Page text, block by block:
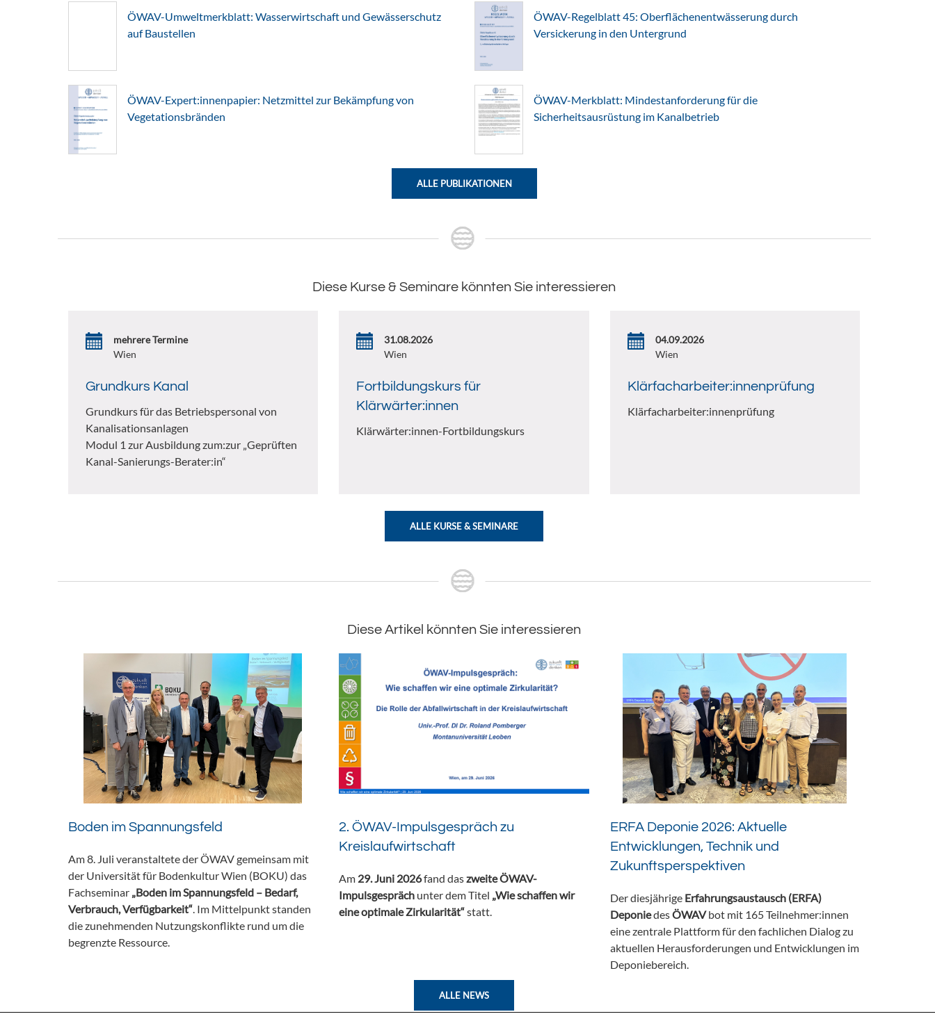
ÖWAV-Umweltmerkblatt: Wasserwirtschaft und Gewässerschutz
auf Baustellen
ÖWAV-Regelblatt 45: Oberflächenentwässerung durch
Versickerung in den Untergrund
ÖWAV-Expert:innenpapier: Netzmittel zur Bekämpfung von
Vegetationsbränden
ÖWAV-Merkblatt: Mindestanforderung für die
Sicherheitsausrüstung im Kanalbetrieb
ALLE PUBLIKATIONEN
Diese Kurse & Seminare könnten Sie interessieren
mehrere Termine
Wien
Grundkurs Kanal
Grundkurs für das Betriebspersonal von
Kanalisationsanlagen
Modul 1 zur Ausbildung zum:zur „Geprüften
Kanal-Sanierungs-Berater:in“
31.08.2026
Wien
Fortbildungskurs für
Klärwärter:innen
Klärwärter:innen-Fortbildungskurs
04.09.2026
Wien
Klärfacharbeiter:innenprüfung
Klärfacharbeiter:innenprüfung
ALLE KURSE & SEMINARE
Diese Artikel könnten Sie interessieren
Boden im Spannungsfeld
Am 8. Juli veranstaltete der ÖWAV gemeinsam mit
der Universität für Bodenkultur Wien (BOKU) das
Fachseminar „Boden im Spannungsfeld – Bedarf,
Verbrauch, Verfügbarkeit“. Im Mittelpunkt standen
die zunehmenden Nutzungskonflikte rund um die
begrenzte Ressource.
2. ÖWAV-Impulsgespräch zu
Kreislaufwirtschaft
Am 29. Juni 2026fand daszweite ÖWAV-
Impulsgespräch unter dem Titel „Wie schaffen wir
eine optimale Zirkularität“statt.
ERFA Deponie 2026: Aktuelle
Entwicklungen, Technik und
Zukunftsperspektiven
Der diesjährige Erfahrungsaustausch (ERFA)
DeponiedesÖWAVbot mit 165 Teilnehmer:innen
eine zentrale Plattform für den fachlichen Dialog zu
aktuellen Herausforderungen und Entwicklungen im
Deponiebereich.
ALLE NEWS